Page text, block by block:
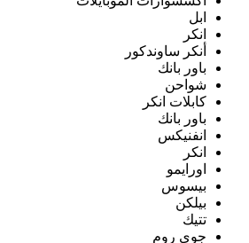
ابل
انكر
أنكر ساوندكور
باور بانك
شواحن
كابلات انكر
باور بانك
انفنيكس
انكر
اورايمو
بيسوس
بيلكن
تتيك
جوى روم